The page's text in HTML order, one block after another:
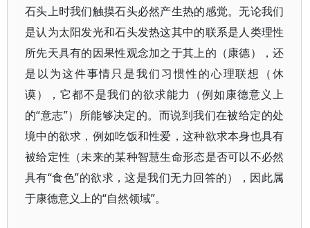
石头上时我们触摸石头必然产生热的感觉。无论我们
是认为太阳发光和石头发热这其中的联系是人类理性
所先天具有的因果性观念加之于其上的（康德），还
是以为这件事情只是我们习惯性的心理联想（休
谟），它都不是我们的欲求能力（例如康德意义上
的“意志”）所能够决定的。而说到我们在被给定的处
境中的欲求，例如吃饭和性爱，这种欲求本身也具有
被给定性（未来的某种智慧生命形态是否可以不必然
具有“食色”的欲求，这是我们无力回答的），因此属
于康德意义上的“自然领域”。